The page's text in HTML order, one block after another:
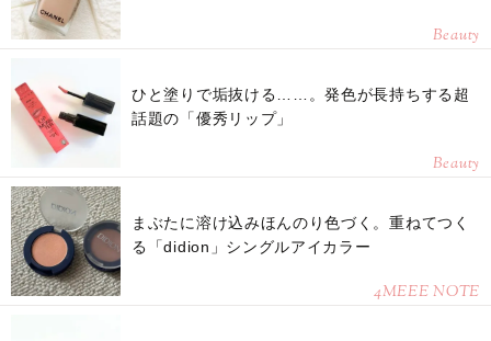
Beauty
ひと塗りで垢抜ける……。発色が長持ちする超
話題の「優秀リップ」
Beauty
まぶたに溶け込みほんのり色づく。重ねてつく
る「didion」シングルアイカラー
4MEEE NOTE